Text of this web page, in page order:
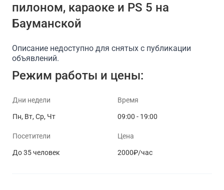
Проектор Доступ в интернет/Wi-Fi
пилоном, караоке и PS 5 на
Бауманской
Описание недоступно для снятых с публикации
объявлений.
Режим работы и цены:
Дни недели
Пн, Вт, Ср, Чт
Время
09:00 - 19:00
Посетители
До 35 человек
Цена
2000₽/час